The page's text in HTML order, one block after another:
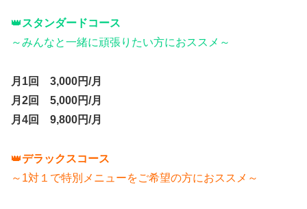
👑 スタンダードコース
～みんなと一緒に頑張りたい方におススメ～
月1回 3,000円/月
月2回 5,000円/月
月4回 9,800円/月
👑デラックスコース
～1対１で特別メニューをご希望の方におススメ～